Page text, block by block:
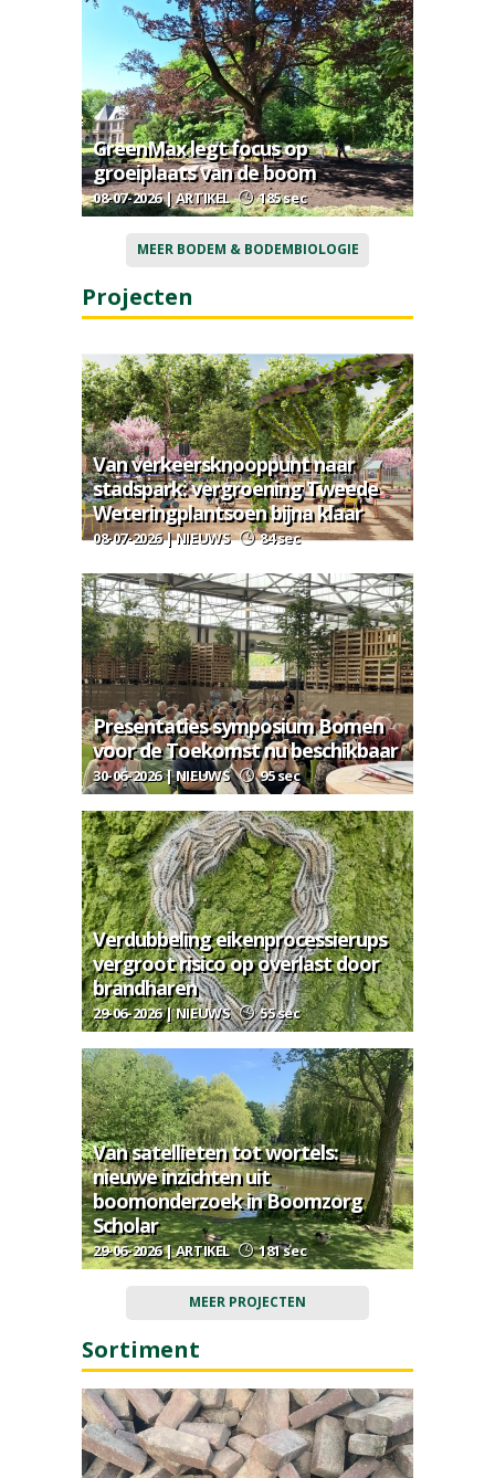
GreenMax legt focus op
groeiplaats van de boom
08-07-2026 | ARTIKEL 185 sec
MEER BODEM & BODEMBIOLOGIE
Projecten
Van verkeersknooppunt naar
stadspark: vergroening Tweede
Weteringplantsoen bijna klaar
08-07-2026 | NIEUWS 84 sec
Presentaties symposium Bomen
voor de Toekomst nu beschikbaar
30-06-2026 | NIEUWS 95 sec
Verdubbeling eikenprocessierups
vergroot risico op overlast door
brandharen
29-06-2026 | NIEUWS 55 sec
Van satellieten tot wortels:
nieuwe inzichten uit
boomonderzoek in Boomzorg
Scholar
29-06-2026 | ARTIKEL 181 sec
MEER PROJECTEN
Sortiment